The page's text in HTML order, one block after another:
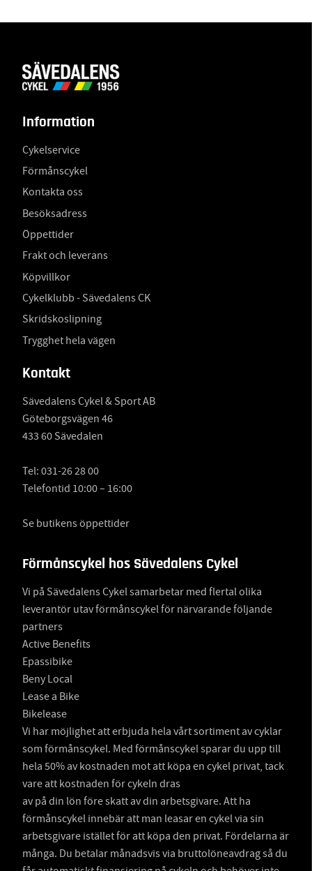
Information
Cykelservice
Förmånscykel
Kontakta oss
Besöksadress
Öppettider
Frakt och leverans
Köpvillkor
Cykelklubb - Sävedalens CK
Skridskoslipning
Trygghet hela vägen
Kontakt
Sävedalens Cykel & Sport AB
Göteborgsvägen 46
433 60 Sävedalen
Tel: 031-26 28 00
Telefontid 10:00 – 16:00
Se butikens öppettider
Förmånscykel hos Sävedalens Cykel
Vi på Sävedalens Cykel samarbetar med flertal olika
leverantör utav förmånscykel för närvarande följande
partners
Active Benefits
Epassibike
Beny Local
Lease a Bike
Bikelease
Vi har möjlighet att erbjuda hela vårt sortiment av cyklar
som förmånscykel. Med förmånscykel sparar du upp till
hela 50% av kostnaden mot att köpa en cykel privat, tack
vare att kostnaden för cykeln dras
av på din lön före skatt av din arbetsgivare. Att ha
förmånscykel innebär att man leasar en cykel via sin
arbetsgivare istället för att köpa den privat. Fördelarna är
många. Du betalar månadsvis via bruttolöneavdrag så du